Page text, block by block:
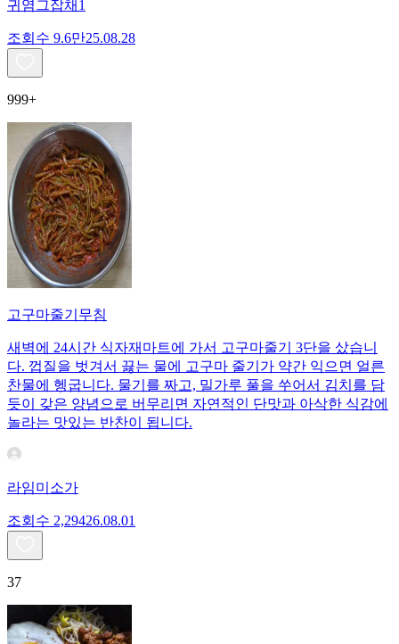
귀염그잡채1
조회수 9.6만25.08.28
999+
고구마줄기무침
새벽에 24시간 식자재마트에 가서 고구마줄기 3단을 샀습니
다. 껍질을 벗겨서 끓는 물에 고구마 줄기가 약간 익으면 얼른
찬물에 헹굽니다. 물기를 짜고, 밀가루 풀을 쑤어서 김치를 담
듯이 갖은 양념으로 버무리면 자연적인 단맛과 아삭한 식감에
놀라는 맛있는 반찬이 됩니다.
라임미소가
조회수 2,29426.08.01
37